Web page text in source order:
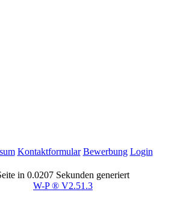
Kontaktformular Bewerbung Login
in 0.0207 Sekunden generiert
W-P ® V2.51.3